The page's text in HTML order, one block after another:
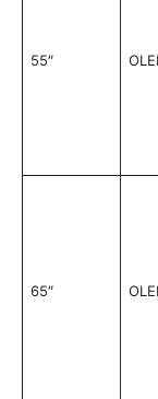
55″
65″